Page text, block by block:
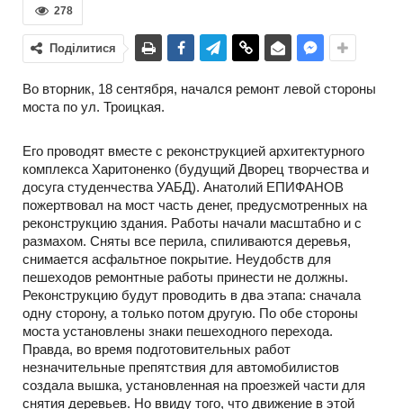
278
Поділитися
Во вторник, 18 сентября, начался ремонт левой стороны
моста по ул. Троицкая.
Его проводят вместе с реконструкцией архитектурного
комплекса Харитоненко (будущий Дворец творчества и
досуга студенчества УАБД). Анатолий ЕПИФАНОВ
пожертвовал на мост часть денег, предусмотренных на
реконструкцию здания. Работы начали масштабно и с
размахом. Сняты все перила, спиливаются деревья,
снимается асфальтное покрытие. Неудобств для
пешеходов ремонтные работы принести не должны.
Реконструкцию будут проводить в два этапа: сначала
одну сторону, а только потом другую. По обе стороны
моста установлены знаки пешеходного перехода.
Правда, во время подготовительных работ
незначительные препятствия для автомобилистов
создала вышка, установленная на проезжей части для
снятия деревьев. Но ввиду того, что движение в этой